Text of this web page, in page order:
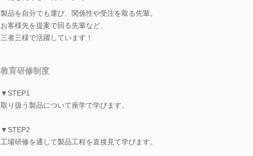
製品を自分でも運び、関係性や受注を取る先輩。
お客様先を提案で回る先輩など、
三者三様で活躍しています！
教育研修制度
▼STEP1
取り扱う製品について座学で学びます。
▼STEP2
工場研修を通して製品工程を直接見て学びます。